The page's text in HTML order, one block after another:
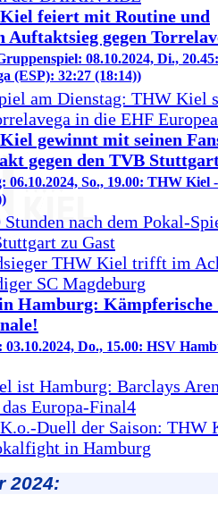
feiert mit Routine und
Auftaktsieg gegen
08.10.2024, Di.,
(ESP): 32:27 (18:14))
am Dienstag: THW Kiel
in die EHF
gewinnt mit seinen
gegen den TVB
06.10.2024, So., 19.00: THW Kiel
nach dem Pokal-
zu Gast
THW Kiel trifft im
SC Magdeburg
Hamburg: Kämpferische
Do., 15.00: HSV
ist Hamburg: Barclays
Europa-Final4
Duell der Saison: THW
in Hamburg
2024: